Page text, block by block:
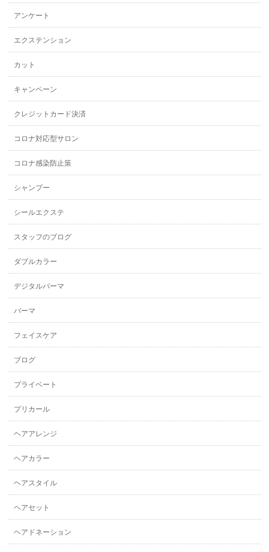
アンケート
エクステンション
カット
キャンペーン
クレジットカード決済
コロナ対応型サロン
コロナ感染防止策
シャンプー
シールエクステ
スタッフのブログ
ダブルカラー
デジタルパーマ
パーマ
フェイスケア
ブログ
プライベート
プリカール
ヘアアレンジ
ヘアカラー
ヘアスタイル
ヘアセット
ヘアドネーション